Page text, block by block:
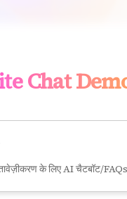
Chat
के लिए AI चैटबॉट/FAQs